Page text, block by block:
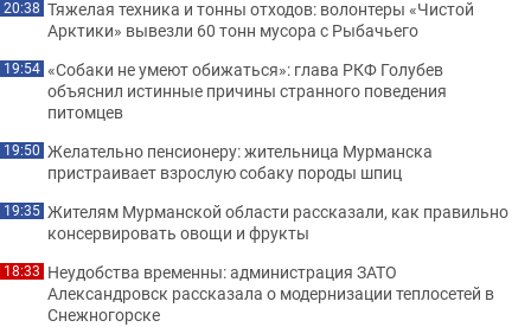
20:38 Тяжелая техника и тонны отходов: волонтеры «Чистой
Арктики» вывезли 60 тонн мусора с Рыбачьего
19:54 «Собаки не умеют обижаться»: глава РКФ Голубев
объяснил истинные причины странного поведения
питомцев
19:50 Желательно пенсионеру: жительница Мурманска
пристраивает взрослую собаку породы шпиц
19:35 Жителям Мурманской области рассказали, как правильно
консервировать овощи и фрукты
18:33 Неудобства временны: администрация ЗАТО
Александровск рассказала о модернизации теплосетей в
Снежногорске